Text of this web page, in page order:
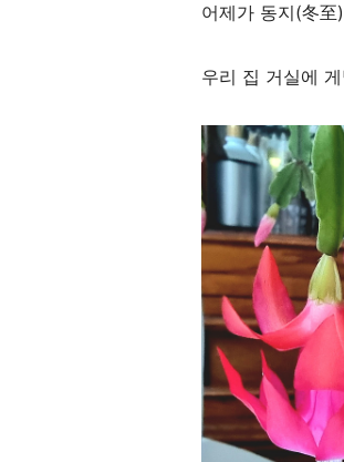
어제가 동지(冬
우리 집 거실에